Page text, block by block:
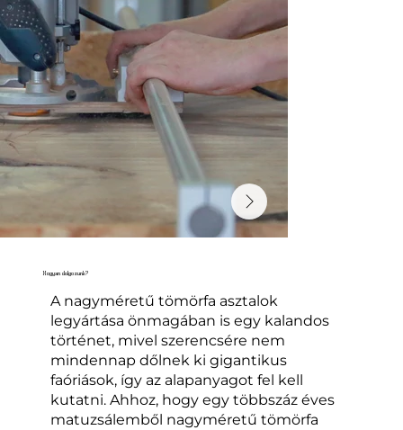
Hogyan dolgozunk?
A nagyméretű tömörfa asztalok
legyártása önmagában is egy kalandos
történet, mivel szerencsére nem
mindennap dőlnek ki gigantikus
faóriások, így az alapanyagot fel kell
kutatni. Ahhoz, hogy egy többszáz éves
matuzsálemből nagyméretű tömörfa